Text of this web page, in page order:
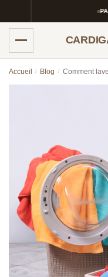
Accueil / Blog / Comment